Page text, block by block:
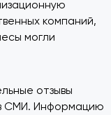
компаний,
могли
отзывы
СМИ. Информацию